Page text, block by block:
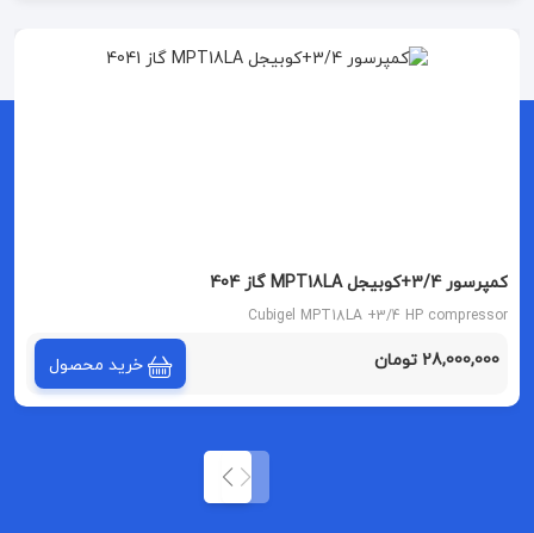
کمپرسور 3/4+کوبیجل MPT18LA گاز 404
Cubigel MPT18LA +3/4 HP compressor
28,000,000 تومان خرید محصول